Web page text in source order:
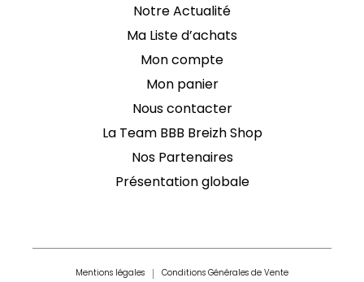
Notre Actualité
Ma Liste d’achats
Mon compte
Mon panier
Nous contacter
La Team BBB Breizh Shop
Nos Partenaires
Présentation globale
Mentions légales Conditions Générales de Vente